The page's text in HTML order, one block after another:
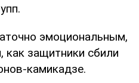
эмоциональным,
как защитники сбили
камикадзе.